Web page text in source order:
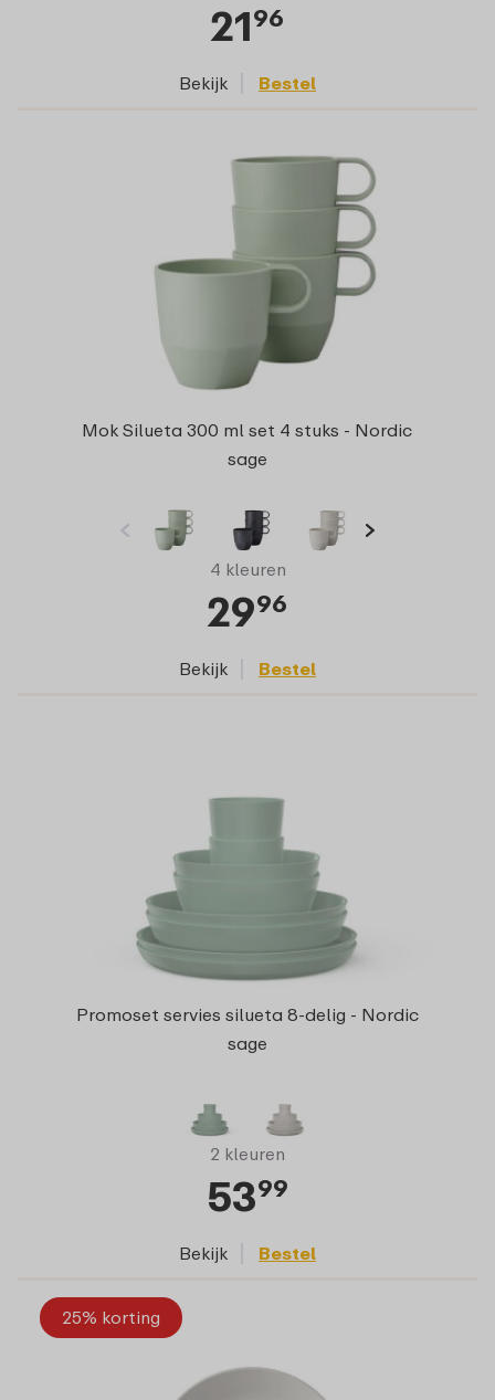
2196
Bekijk Bestel
Mok Silueta 300 ml set 4 stuks - Nordic
sage
4 kleuren
2996
Bekijk Bestel
Promoset servies silueta 8-delig - Nordic
sage
2 kleuren
5399
Bekijk Bestel
25% korting